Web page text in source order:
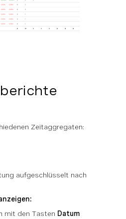
Zeitaggregaten:
aufgeschlüsselt nach
mit den Tasten Datum